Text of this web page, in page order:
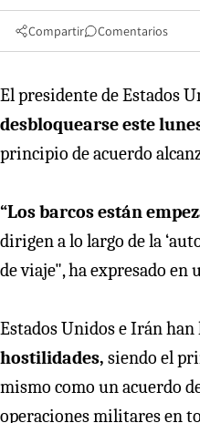
Compartir Comentarios
El presidente de Estados
desbloquearse este
principio de acuerdo
“Los barcos están
dirigen a lo largo de la
de viaje", ha expresado en
Estados Unidos e Irán
hostilidades, siendo el
mismo como un acuerdo
operaciones militares en